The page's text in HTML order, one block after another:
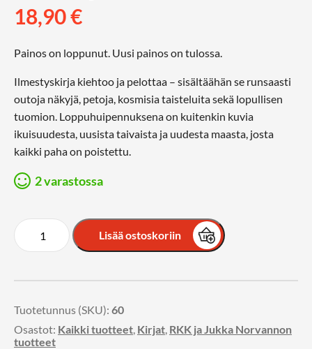
18,90€
Painos on loppunut. Uusi painos on tulossa.
Ilmestyskirja kiehtoo ja pelottaa – sisältäähän se runsaasti
outoja näkyjä, petoja, kosmisia taisteluita sekä lopullisen
tuomion. Loppuhuipennuksena on kuitenkin kuvia
ikuisuudesta, uusista taivaista ja uudesta maasta, josta
kaikki paha on poistettu.
2 varastossa
Lisää ostoskoriin
Tuotetunnus (SKU): 60
Osastot: Kaikki tuotteet, Kirjat, RKK ja Jukka Norvannon
tuotteet